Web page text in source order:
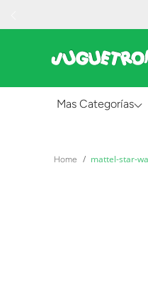
Mas Categorías
Juguetes para
mattel-star-